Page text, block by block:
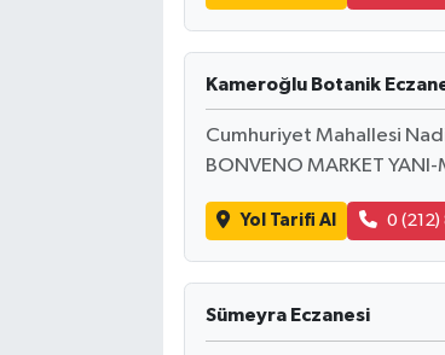
Kameroğlu Botanik
Cumhuriyet Mahallesi
BONVENO MARKET YANI-
Yol Tarifi Al 0
Sümeyra Eczanesi